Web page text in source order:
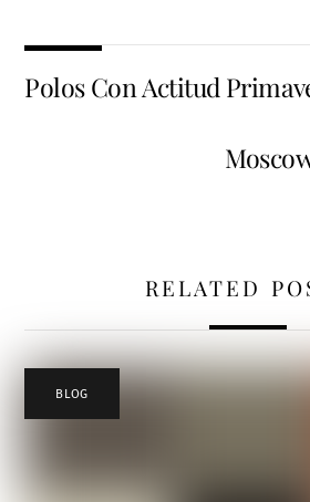
Polos Con Actitud
RELATED
BLOG